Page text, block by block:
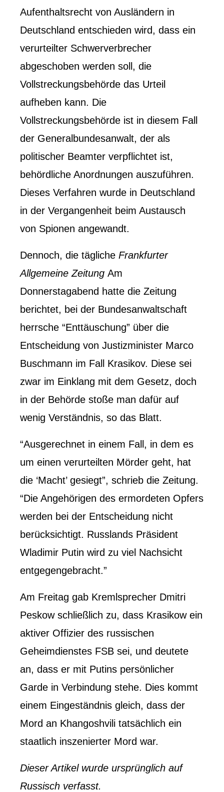
Aufenthaltsrecht von Ausländern in
Deutschland entschieden wird, dass ein
verurteilter Schwerverbrecher
abgeschoben werden soll, die
Vollstreckungsbehörde das Urteil
aufheben kann. Die
Vollstreckungsbehörde ist in diesem Fall
der Generalbundesanwalt, der als
politischer Beamter verpflichtet ist,
behördliche Anordnungen auszuführen.
Dieses Verfahren wurde in Deutschland
in der Vergangenheit beim Austausch
von Spionen angewandt.
Dennoch, die tägliche Frankfurter
Allgemeine Zeitung Am
Donnerstagabend hatte die Zeitung
berichtet, bei der Bundesanwaltschaft
herrsche “Enttäuschung” über die
Entscheidung von Justizminister Marco
Buschmann im Fall Krasikov. Diese sei
zwar im Einklang mit dem Gesetz, doch
in der Behörde stoße man dafür auf
wenig Verständnis, so das Blatt.
“Ausgerechnet in einem Fall, in dem es
um einen verurteilten Mörder geht, hat
die ‘Macht’ gesiegt”, schrieb die Zeitung.
“Die Angehörigen des ermordeten Opfers
werden bei der Entscheidung nicht
berücksichtigt. Russlands Präsident
Wladimir Putin wird zu viel Nachsicht
entgegengebracht.”
Am Freitag gab Kremlsprecher Dmitri
Peskow schließlich zu, dass Krasikow ein
aktiver Offizier des russischen
Geheimdienstes FSB sei, und deutete
an, dass er mit Putins persönlicher
Garde in Verbindung stehe. Dies kommt
einem Eingeständnis gleich, dass der
Mord an Khangoshvili tatsächlich ein
staatlich inszenierter Mord war.
Dieser Artikel wurde ursprünglich auf
Russisch verfasst.